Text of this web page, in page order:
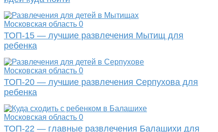
Московская область 0
ТОП-15 — лучшие развлечения Мытищ для
ребенка
Московская область 0
ТОП-20 — лучшие развлечения Серпухова для
ребенка
Московская область 0
ТОП-22 — главные развлечения Балашихи для